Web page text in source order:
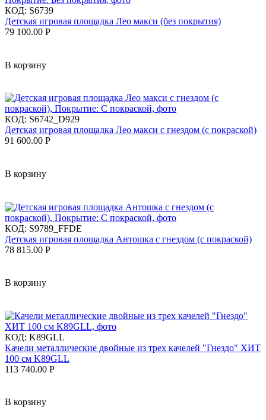
КОД: S6739
Детская игровая площадка Лео макси (без покрытия)
79 100.00 Р
В корзину
КОД: S6742_D929
Детская игровая площадка Лео макси с гнездом (с покраской)
91 600.00 Р
В корзину
КОД: S9789_FFDE
Детская игровая площадка Антошка с гнездом (с покраской)
78 815.00 Р
В корзину
КОД: K89GLL
Качели металлические двойные из трех качелей "Гнездо" ХИТ
100 см K89GLL
113 740.00 Р
В корзину